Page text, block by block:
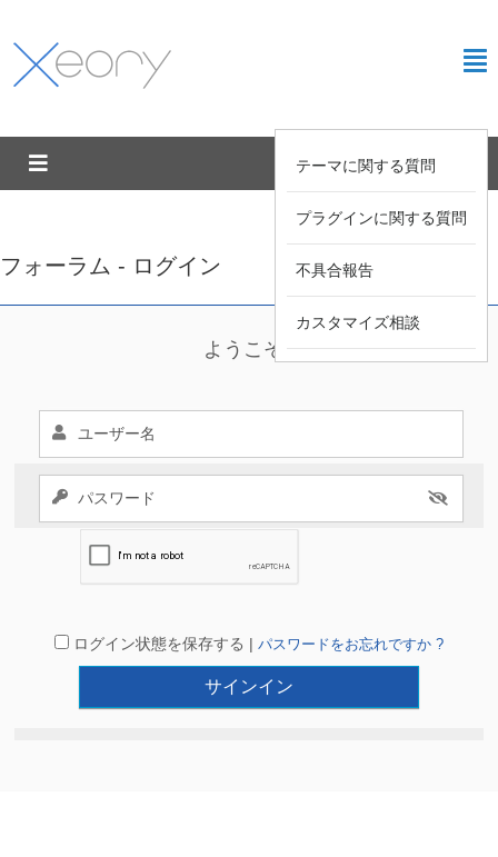
テーマに関する質問
プラグインに関する質問
不具合報告
カスタマイズ相談
フォーラム - ログイン
ようこそ !
ログイン状態を保存する | パスワードをお忘れですか ?